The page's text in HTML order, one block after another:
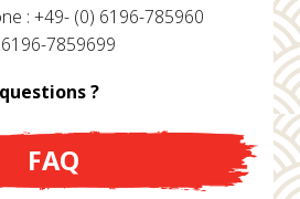
: +49- (0) 6196-785960
7859699
?
FAQ